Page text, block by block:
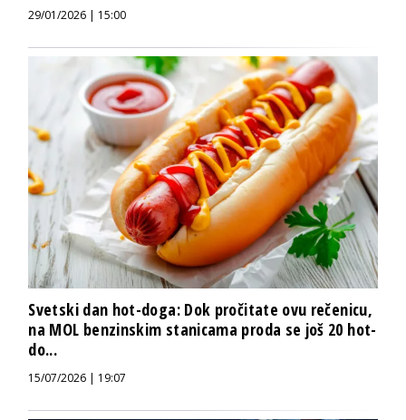
29/01/2026 | 15:00
Svetski dan hot-doga: Dok pročitate ovu rečenicu,
na MOL benzinskim stanicama proda se još 20 hot-
do...
15/07/2026 | 19:07